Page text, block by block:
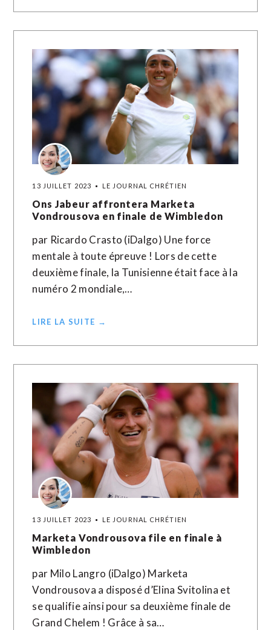
13 JUILLET 2023 LE JOURNAL CHRÉTIEN
Ons Jabeur affrontera Marketa
Vondrousova en finale de Wimbledon
par Ricardo Crasto (iDalgo) Une force
mentale à toute épreuve ! Lors de cette
deuxième finale, la Tunisienne était face à la
numéro 2 mondiale,…
LIRE LA SUITE →
13 JUILLET 2023 LE JOURNAL CHRÉTIEN
Marketa Vondrousova file en finale à
Wimbledon
par Milo Langro (iDalgo) Marketa
Vondrousova a disposé d’Elina Svitolina et
se qualifie ainsi pour sa deuxième finale de
Grand Chelem ! Grâce à sa…